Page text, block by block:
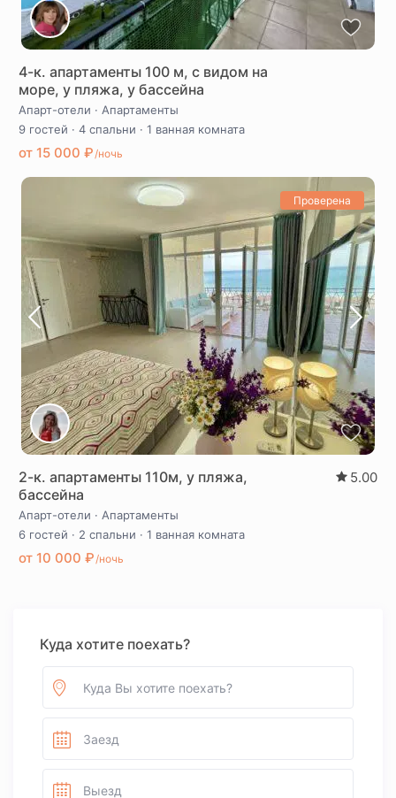
4-к. апартаменты 100 м, c видом на
море, у пляжа, у бассейна
Апарт-отели · Апартаменты
9 гостей · 4 спальни · 1 ванная комната
от 15 000 ₽/ночь
Проверена
2-к. апартаменты 110м, у пляжа,
бассейна
5.00
Апарт-отели · Апартаменты
6 гостей · 2 спальни · 1 ванная комната
от 10 000 ₽/ночь
Куда хотите поехать?